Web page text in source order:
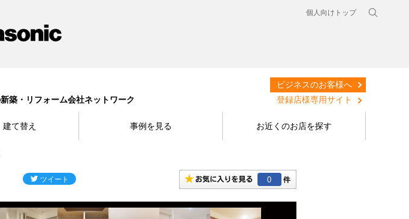
個人向けトップ
築・リフォーム会社ネットワーク
ビジネスのお客様へ
登録店様専用サイト
建て替え 事例を見る お近くのお店を探す
0